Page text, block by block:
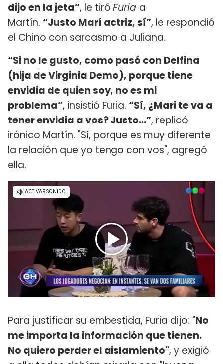
dijo en la jeta”, le tiró Furia a
Martín. “Justo Marí actriz, sí”, le respondió
el Chino con sarcasmo a Juliana.
“Si no le gusto, como pasó con Delfina
(hija de Virginia Demo), porque tiene
envidia de quien soy, no es mi
problema”, insistió Furia. “Sí, ¿Mari te va a
tener envidia a vos? Justo...”, replicó
irónico Martín. "Sí, porque es muy diferente
la relación que yo tengo con vos", agregó
ella.
Para justificar su embestida, Furia dijo: "No
me importa la información que tienen.
No quiero perder el aislamiento", y exigió